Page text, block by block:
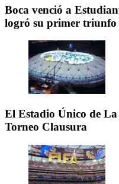
Boca venció a
logró su primer triunfo
El Estadio Único de
Torneo Clausura